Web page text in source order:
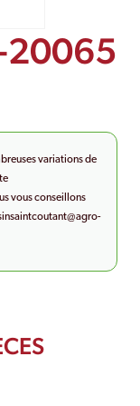
20065
variations de
vous conseillons